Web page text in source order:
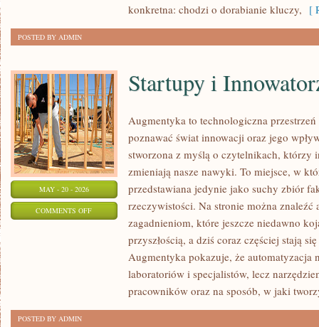
konkretna: chodzi o dorabianie kluczy, [
POSTED BY ADMIN
MAY - 20 - 2026
COMMENTS OFFON
INNOWATORZY
Startupy i
Augmentyka to technologiczna
poznawać świat innowacji oraz jego
stworzona z myślą o czytelnikach, którzy
zmieniają nasze nawyki. To miejsce, w
przedstawiana jedynie jako suchy zbiór
rzeczywistości. Na stronie można znaleźć
zagadnieniom, które jeszcze niedawno
przyszłością, a dziś coraz częściej stają
Augmentyka pokazuje, że automatyzacja
laboratoriów i specjalistów, lecz
pracowników oraz na sposób, w jaki
POSTED BY ADMIN